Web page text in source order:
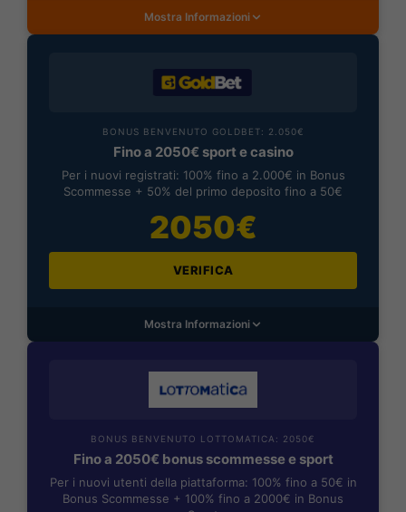
Mostra Informazioni
BONUS BENVENUTO GOLDBET: 2.050€
Fino a 2050€ sport e casino
Per i nuovi registrati: 100% fino a 2.000€ in Bonus
Scommesse + 50% del primo deposito fino a 50€
2050€
VERIFICA
Mostra Informazioni
BONUS BENVENUTO LOTTOMATICA: 2050€
Fino a 2050€ bonus scommesse e sport
Per i nuovi utenti della piattaforma: 100% fino a 50€ in
Bonus Scommesse + 100% fino a 2000€ in Bonus